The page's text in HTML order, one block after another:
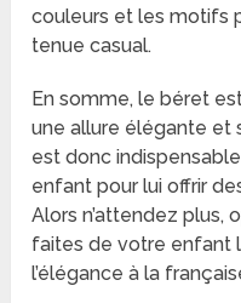
couleurs et les motifs
tenue casual.
En somme, le béret
une allure élégante et
est donc
enfant pour lui offrir
Alors n’attendez plus,
faites de votre enfant
l’élégance à la